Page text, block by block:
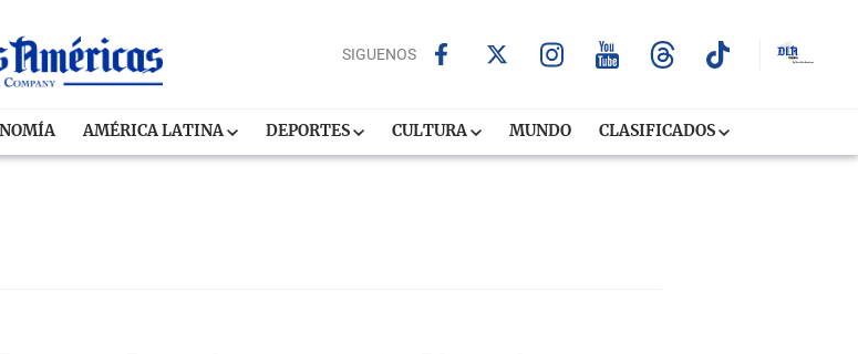
SIGUENOS
AMÉRICA LATINA DEPORTES CULTURA MUNDO CLASIFICADOS